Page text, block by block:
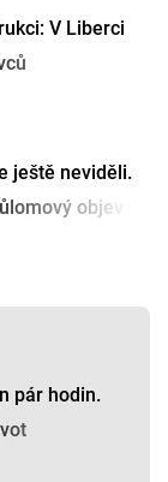
V Liberci
ještě neviděli.
objev
pár hodin.